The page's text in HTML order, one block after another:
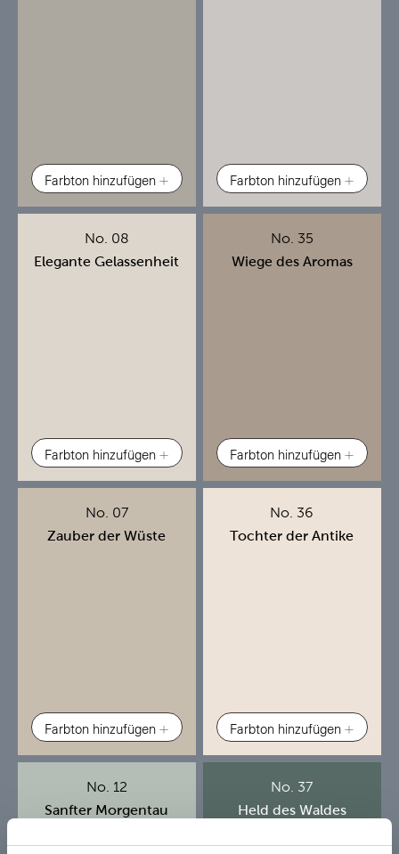
Farbton hinzufügen Farbton hinzufügen
No. 08
Elegante Gelassenheit
Farbton hinzufügen
No. 35
Wiege des Aromas
Farbton hinzufügen
No. 07
Zauber der Wüste
Farbton hinzufügen
No. 36
Tochter der Antike
Farbton hinzufügen
No. 12
Sanfter Morgentau
No. 37
Held des Waldes